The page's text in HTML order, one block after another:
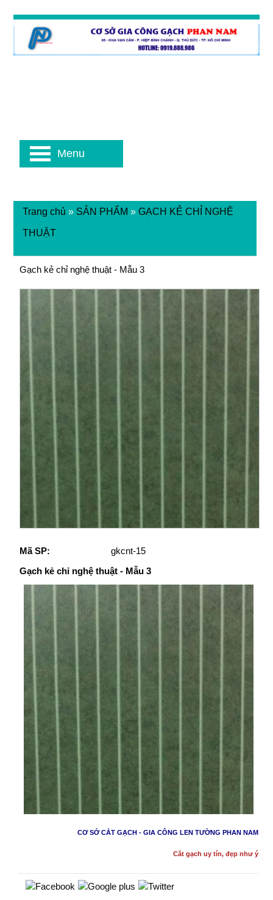
Gạch kẻ chỉ nghệ thuật - Mẫu 3
Mã SP:
gkcnt-15
Gạch kẻ chỉ nghệ thuật - Mẫu 3
CƠ SỞ CẮT GẠCH - GIA CÔNG LEN TƯỜNG PHAN NAM
Cắt gạch uy tín, đẹp như ý
Trang chủ » SẢN PHẨM » GẠCH KẺ CHỈ NGHỆ
THUẬT
Menu